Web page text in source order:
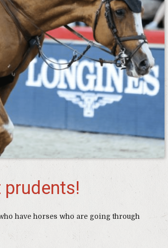
have horses who are going through